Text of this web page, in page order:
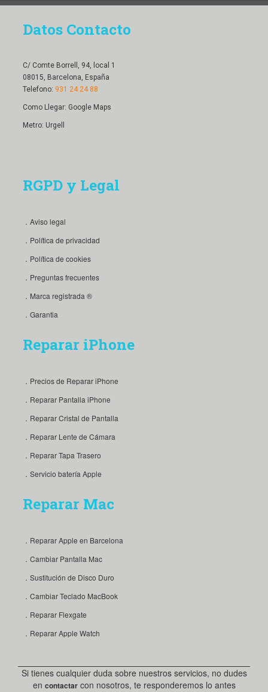
Datos Contacto
C/ Comte Borrell, 94, local 1
08015, Barcelona, España
Telefono: 931 24 24 88
Como Llegar: Google Maps
Metro: Urgell
RGPD y Legal
．Aviso legal
．Política de privacidad
．Política de cookies
．Preguntas frecuentes
．Marca registrada ®
．Garantia
Reparar iPhone
．Precios de Reparar iPhone
．Reparar Pantalla iPhone
．Reparar Cristal de Pantalla
．Reparar Lente de Cámara
．Reparar Tapa Trasero
．Servicio batería Apple
Reparar Mac
．Reparar Apple en Barcelona
．Cambiar Pantalla Mac
．Sustitución de Disco Duro
．Cambiar Teclado MacBook
．Reparar Flexgate
．Reparar Apple Watch
Si tienes cualquier duda sobre nuestros servicios, no dudes
en contactarcon nosotros, te responderemos lo antes